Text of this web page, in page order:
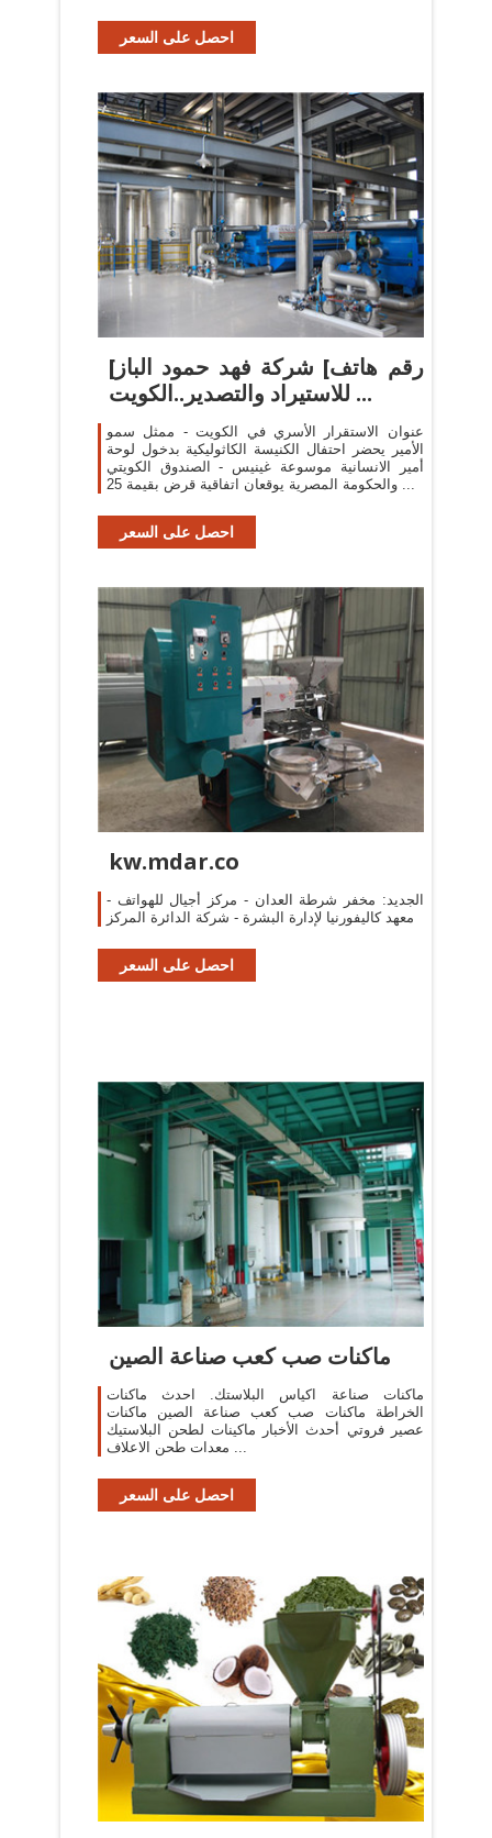
احصل على السعر
[رقم هاتف] شركة فهد حمود الباز
للاستيراد والتصدير..الكويت ...
عنوان الاستقرار الأسري في الكويت - ممثل سمو
الأمير يحضر احتفال الكنيسة الكاثوليكية بدخول لوحة
أمير الانسانية موسوعة غينيس - الصندوق الكويتي
والحكومة المصرية يوقعان اتفاقية قرض بقيمة 25 ...
احصل على السعر
kw.mdar.co
الجديد: مخفر شرطة العدان - مركز أجيال للهواتف -
معهد كاليفورنيا لإدارة البشرة - شركة الدائرة المركز
احصل على السعر
ماكنات صب كعب صناعة الصين
ماكنات صناعة اكياس البلاستك. احدث ماكنات
الخراطة ماكنات صب كعب صناعة الصين ماكنات
عصير فروتي أحدث الأخبار ماكينات لطحن البلاستيك
معدات طحن الاعلاف ...
احصل على السعر